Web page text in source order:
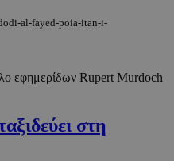
al-fayed-poia-itan-i-
εφημερίδων Rupert Murdoch
στη
Cloudflare Inc.
.twitter.com